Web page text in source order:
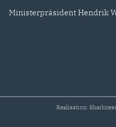
Ministerpräsident Hendrik
Realisation: